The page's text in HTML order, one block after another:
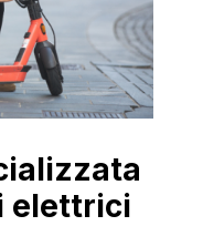
elettrici